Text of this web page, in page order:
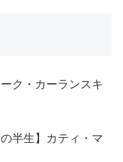
ク・カーランスキ
半生】カティ・マ